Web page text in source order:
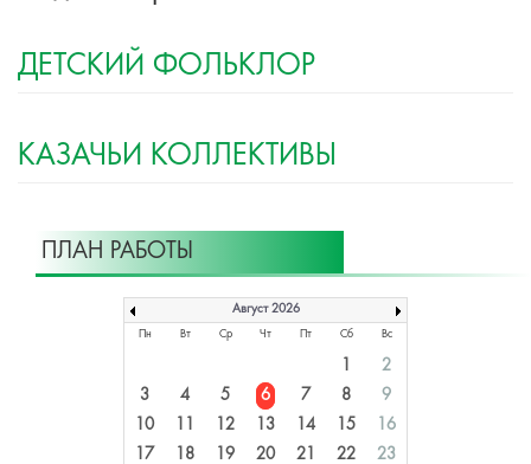
ДЕТСКИЙ ФОЛЬКЛОР
КАЗАЧЬИ КОЛЛЕКТИВЫ
ПЛАН РАБОТЫ
Август 2026
Пн Вт Ср Чт Пт Сб Вс
1
2
3
4 5 6 7 8
9
10
11 12 13 14 15
16
17
18 19 20 21 22 23